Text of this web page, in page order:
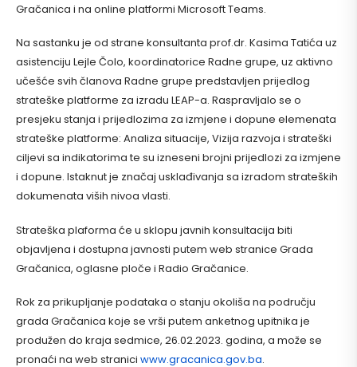
Gračanica i na online platformi Microsoft Teams.
Na sastanku je od strane konsultanta prof.dr. Kasima Tatića uz
asistenciju Lejle Čolo, koordinatorice Radne grupe, uz aktivno
učešće svih članova Radne grupe predstavljen prijedlog
strateške platforme za izradu LEAP-a. Raspravljalo se o
presjeku stanja i prijedlozima za izmjene i dopune elemenata
strateške platforme: Analiza situacije, Vizija razvoja i strateški
ciljevi sa indikatorima te su izneseni brojni prijedlozi za izmjene
i dopune. Istaknut je značaj usklađivanja sa izradom strateških
dokumenata viših nivoa vlasti.
Strateška plaforma će u sklopu javnih konsultacija biti
objavljena i dostupna javnosti putem web stranice Grada
Gračanica, oglasne ploče i Radio Gračanice.
Rok za prikupljanje podataka o stanju okoliša na području
grada Gračanica koje se vrši putem anketnog upitnika je
produžen do kraja sedmice, 26.02.2023. godina, a može se
pronaći na web stranici www.gracanica.gov.ba.